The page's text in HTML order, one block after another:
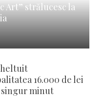
Art” strălucesc la
16.000 de lei
minut